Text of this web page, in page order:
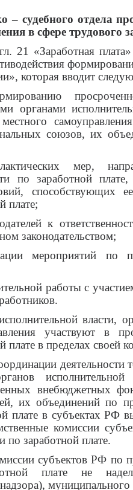
– судебного отдела
в сфере трудового
21 «Заработная
которая вводит
органами
союзов, их
мер,
по заработной
способствующих
плате;
к
законодательством;
мероприятий по
работы с
власти,
участвуют в
плате в пределах своей
внебюджетных
их объединений по
плате в субъектах РФ
комиссии
по заработной плате.
субъектов РФ по
плате не
муниципального